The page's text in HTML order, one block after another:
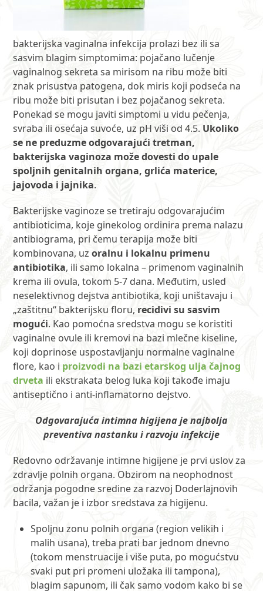
bakterijska vaginalna infekcija prolazi bez ili sa
sasvim blagim simptomima: pojačano lučenje
vaginalnog sekreta sa mirisom na ribu može biti
znak prisustva patogena, dok miris koji podseća na
ribu može biti prisutan i bez pojačanog sekreta.
Ponekad se mogu javiti simptomi u vidu pečenja,
svraba ili osećaja suvoće, uz pH viši od 4.5. Ukoliko
se ne preduzme odgovarajući tretman,
bakterijska vaginoza može dovesti do upale
spoljnih genitalnih organa, grlića materice,
jajovoda i jajnika.
Bakterijske vaginoze se tretiraju odgovarajućim
antibioticima, koje ginekolog ordinira prema nalazu
antibiograma, pri čemu terapija može biti
kombinovana, uzoralnu i lokalnu primenu
antibiotika, ili samo lokalna – primenom vaginalnih
krema ili ovula, tokom 5-7 dana. Međutim, usled
neselektivnog dejstva antibiotika, koji uništavaju i
„zaštitnu“ bakterijsku floru, recidivi su sasvim
mogući. Kao pomoćna sredstva mogu se koristiti
vaginalne ovule ili kremovi na bazi mlečne kiseline,
koji doprinose uspostavljanju normalne vaginalne
flore, kao i proizvodi na bazi etarskog ulja čajnog
drveta ili ekstrakata belog luka koji takođe imaju
antiseptično i anti-inflamatorno dejstvo.
Odgovarajuća intimna higijena je najbolja
preventiva nastanku i razvoju infekcije
Redovno održavanje intimne higijene je prvi uslov za
zdravlje polnih organa. Obzirom na neophodnost
održanja pogodne sredine za razvoj Doderlajnovih
bacila, važan je i izbor sredstava za higijenu.
Spoljnu zonu polnih organa (region velikih i
malih usana), treba prati bar jednom dnevno
(tokom menstruacije i više puta, po mogućstvu
svaki put pri promeni uložaka ili tampona),
blagim sapunom, ili čak samo vodom kako bi se